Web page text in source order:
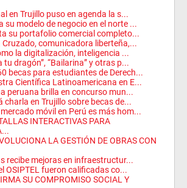
en Trujillo puso en agenda la s...
su modelo de negocio en el norte ...
su portafolio comercial completo...
comunicadora liberteña,...
la digitalización, inteligencia ...
tu dragón”, “Bailarina” y otras p...
becas para estudiantes de Derech...
Científica Latinoamericana en E...
peruana brilla en concurso mun...
charla en Trujillo sobre becas de...
móvil en Perú es más hom...
INTERACTIVAS PARA
LA GESTIÓN DE OBRAS CON
recibe mejoras en infraestructur...
OSIPTEL fueron calificadas co...
SU COMPROMISO SOCIAL Y